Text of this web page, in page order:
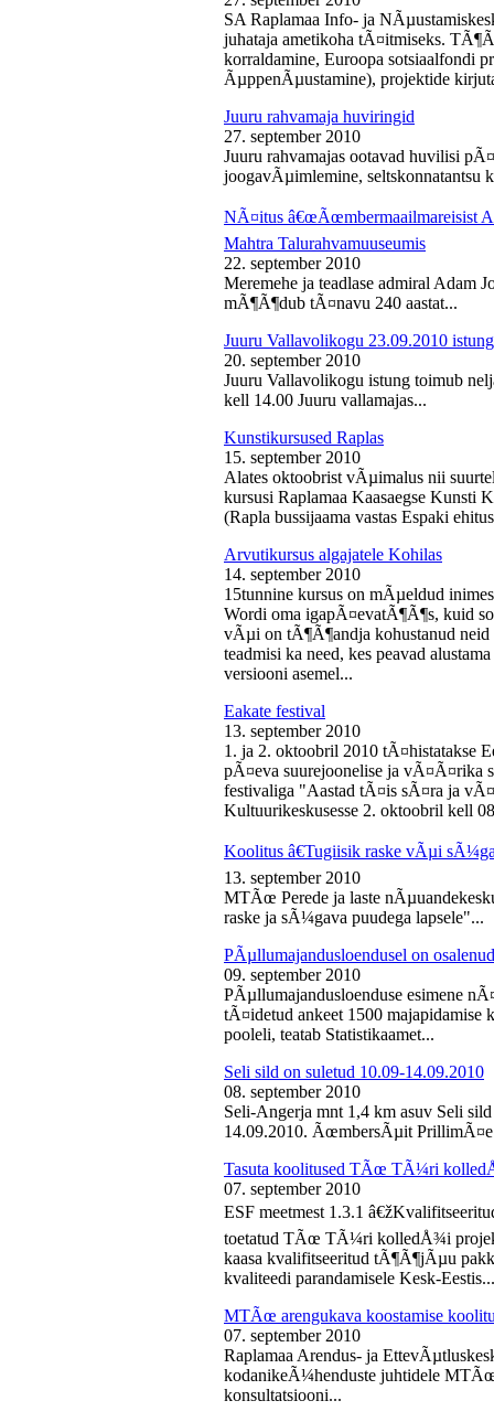
SA Raplamaa Info- ja
juhataja ametikoha tÃ¤itmiseks.
korraldamine, Euroopa sotsiaalfondi
ÃµppenÃµustamine), projektide
Juuru rahvamaja huviringid
27. september 2010
Juuru rahvamajas ootavad huvilisi
joogavÃµimlemine, seltskonnatantsu
NÃ¤itus â€œÃœmbermaailmareisist
Mahtra Talurahvamuuseumis
22. september 2010
Meremehe ja teadlase admiral Adam
mÃ¶Ã¶dub tÃ¤navu 240 aastat...
Juuru Vallavolikogu 23.09.2010 istung
20. september 2010
Juuru Vallavolikogu istung toimub
kell 14.00 Juuru vallamajas...
Kunstikursused Raplas
15. september 2010
Alates oktoobrist vÃµimalus nii
kursusi Raplamaa Kaasaegse Kunsti
(Rapla bussijaama vastas Espaki
Arvutikursus algajatele Kohilas
14. september 2010
15tunnine kursus on mÃµeldud
Wordi oma igapÃ¤evatÃ¶Ã¶s, kuid
vÃµi on tÃ¶Ã¶andja kohustanud neid
teadmisi ka need, kes peavad
versiooni asemel...
Eakate festival
13. september 2010
1. ja 2. oktoobril 2010 tÃ¤histatakse
pÃ¤eva suurejoonelise ja vÃ¤Ã¤rika
festivaliga "Aastad tÃ¤is sÃ¤ra ja
Kultuurikeskusesse 2. oktoobril kell
Koolitus â€Tugiisik raske vÃµi
13. september 2010
MTÃœ Perede ja laste
raske ja sÃ¼gava puudega lapsele"...
PÃµllumajandusloendusel on
09. september 2010
PÃµllumajandusloenduse esimene
tÃ¤idetud ankeet 1500 majapidamise
pooleli, teatab Statistikaamet...
Seli sild on suletud 10.09-14.09.2010
08. september 2010
Seli-Angerja mnt 1,4 km asuv Seli
14.09.2010. ÃœmbersÃµit
Tasuta koolitused TÃœ TÃ¼ri
07. september 2010
ESF meetmest 1.3.1
toetatud TÃœ TÃ¼ri kolledÅ¾i
kaasa kvalifitseeritud tÃ¶Ã¶jÃµu
kvaliteedi parandamisele Kesk-Eestis...
MTÃœ arengukava koostamise
07. september 2010
Raplamaa Arendus- ja
kodanikeÃ¼henduste juhtidele
konsultatsiooni...